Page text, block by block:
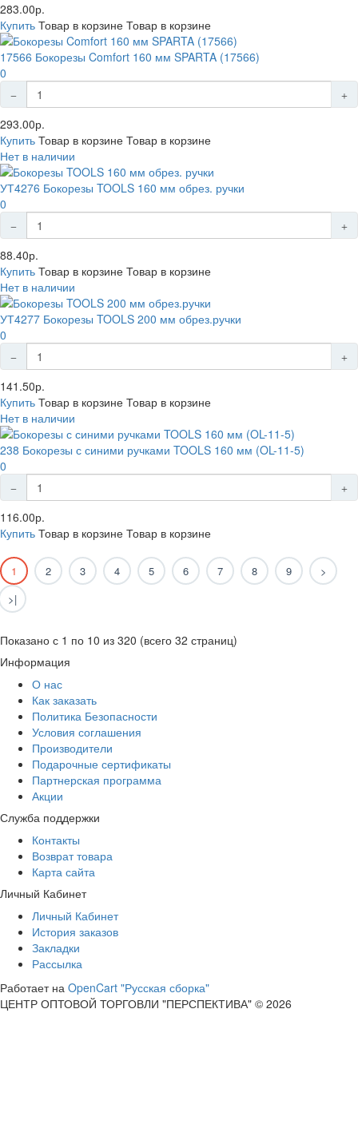
283.00р.
Купить Товар в корзине Товар в корзине
17566 Бокорезы Comfort 160 мм SPARTA (17566)
0
293.00р.
Купить Товар в корзине Товар в корзине
Нет в наличии
УТ4276 Бокорезы TOOLS 160 мм обрез. ручки
0
88.40р.
Купить Товар в корзине Товар в корзине
Нет в наличии
УТ4277 Бокорезы TOOLS 200 мм обрез.ручки
0
141.50р.
Купить Товар в корзине Товар в корзине
Нет в наличии
238 Бокорезы с синими ручками TOOLS 160 мм (OL-11-5)
0
116.00р.
Купить Товар в корзине Товар в корзине
1 2 3 4 5 6 7 8 9
>
>|
Показано с 1 по 10 из 320 (всего 32 страниц)
Информация
О нас
Как заказать
Политика Безопасности
Условия соглашения
Производители
Подарочные сертификаты
Партнерская программа
Акции
Служба поддержки
Контакты
Возврат товара
Карта сайта
Личный Кабинет
Личный Кабинет
История заказов
Закладки
Рассылка
Работает на OpenCart "Русская сборка"
ЦЕНТР ОПТОВОЙ ТОРГОВЛИ "ПЕРСПЕКТИВА" © 2026